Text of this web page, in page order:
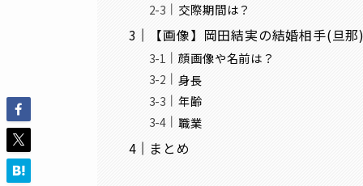
交際期間は？
【画像】岡田結実の結婚相手(旦
顔画像や名前は？
身長
年齢
職業
まとめ